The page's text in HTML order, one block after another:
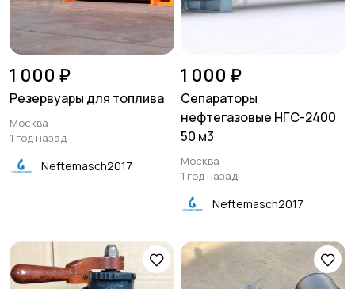
1 000 ₽
Резервуары для топлива
Москва
1 год назад
Neftemasch2017
1 000 ₽
Сепараторы
нефтегазовые НГС-2400
50 м3
Москва
1 год назад
Neftemasch2017